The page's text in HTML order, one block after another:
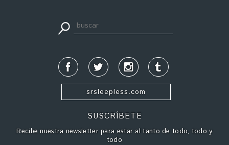
srsleepless.com
SUSCRÍBETE
Recibe nuestra newsletter para estar al tanto de todo, todo y
todo